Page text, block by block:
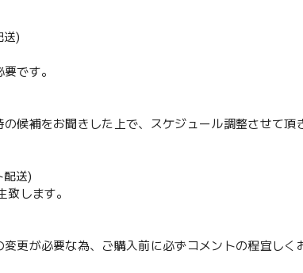
送)
です。
候補をお聞きした上で、スケジュール調整させて頂
配送)
します。
更が必要な為、ご購入前に必ずコメントの程宜しく